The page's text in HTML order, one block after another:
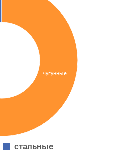
чугунные
стальные